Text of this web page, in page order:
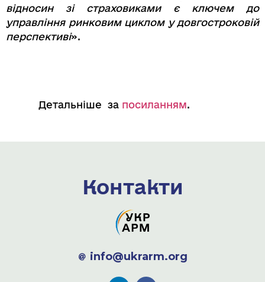
відносин зі страховиками є ключем до
управління ринковим циклом у довгостроковій
перспективі».
Детальніше за посиланням.
Контакти
info@ukrarm.org